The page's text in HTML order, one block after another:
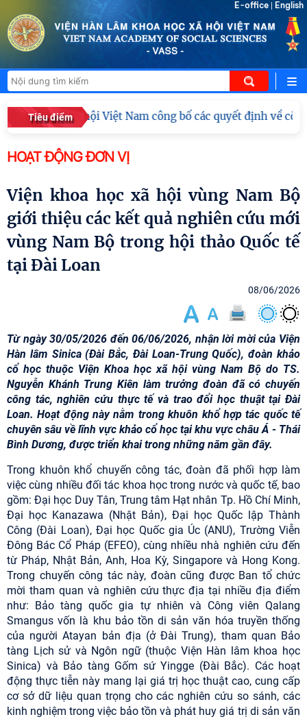
E-office English
Tiêu điểm
Khoa học xã hội Việt Nam công bố các quyết định về công
HOẠT ĐỘNG ĐƠN VỊ
Viện khoa học xã hội vùng Nam Bộ
giới thiệu các kết quả nghiên cứu mới
vùng Nam Bộ trong hội thảo Quốc tế
tại Đài Loan
08/06/2026
Từ ngày 30/05/2026 đến 06/06/2026, nhận lời mời của Viện
Hàn lâm Sinica (Đài Bắc, Đài Loan-Trung Quốc), đoàn khảo
cổ học thuộc Viện Khoa học xã hội vùng Nam Bộ do TS.
Nguyễn Khánh Trung Kiên làm trưởng đoàn đã có chuyến
công tác, nghiên cứu thực tế và trao đổi học thuật tại Đài
Loan. Hoạt động này nằm trong khuôn khổ hợp tác quốc tế
chuyên sâu về lĩnh vực khảo cổ học tại khu vực châu Á - Thái
Bình Dương, được triển khai trong những năm gần đây.
Trong khuôn khổ chuyến công tác, đoàn đã phối hợp làm
việc cùng nhiều đối tác khoa học trong nước và quốc tế, bao
gồm: Đại học Duy Tân, Trung tâm Hạt nhân Tp. Hồ Chí Minh,
Đại học Kanazawa (Nhật Bản), Đại học Quốc lập Thành
Công (Đài Loan), Đại học Quốc gia Úc (ANU), Trường Viễn
Đông Bác Cổ Pháp (EFEO), cùng nhiều nhà nghiên cứu đến
từ Pháp, Nhật Bản, Anh, Hoa Kỳ, Singapore và Hong Kong.
Trong chuyến công tác này, đoàn cũng được Ban tổ chức
mời tham quan và nghiên cứu thực địa tại nhiều địa điểm
như: Bảo tàng quốc gia tự nhiên và Công viên Qalang
Smangus vốn là khu bảo tồn di sản văn hóa truyền thống
của người Atayan bản địa (ở Đài Trung), tham quan Bảo
tàng Lịch sử và Ngôn ngữ (thuộc Viện Hàn lâm khoa học
Sinica) và Bảo tàng Gốm sứ Yingge (Đài Bắc). Các hoạt
động thực tiễn này mang lại giá trị học thuật cao, cung cấp
cơ sở dữ liệu quan trọng cho các nghiên cứu so sánh, các
kinh nghiệm trong việc bảo tồn và phát huy giá trị di sản văn